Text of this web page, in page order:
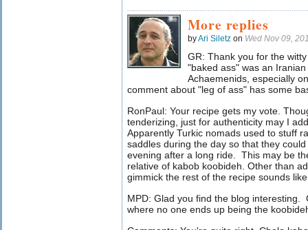
More replies
byAri Siletz on Wed Nov 09,
GR: Thank you for the
"baked ass" was an
Achaemenids, especially
comment about "leg of ass" has some
RonPaul: Your recipe gets my vote.
tenderizing, just for authenticity may I
Apparently Turkic nomads used to stuff
saddles during the day so that they
evening after a long ride. This may be
relative of kabob koobideh. Other than
gimmick the rest of the recipe sounds
MPD: Glad you find the blog interesting.
where no one ends up being the